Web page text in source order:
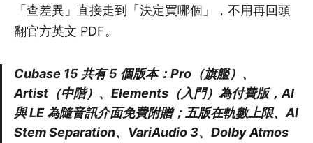
「查差異」直接走到「決定買哪個」，不用再回頭
翻官方英文 PDF。
Cubase 15 共有 5 個版本：Pro（旗艦）、
Artist（中階）、Elements（入門）為付費版，AI
與 LE 為隨音訊介面免費附贈；五版在軌數上限、AI
Stem Separation、VariAudio 3、Dolby Atmos